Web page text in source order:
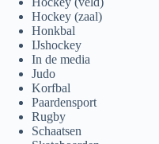
Hockey (zaal)
Honkbal
IJshockey
In de media
Judo
Korfbal
Paardensport
Rugby
Schaatsen